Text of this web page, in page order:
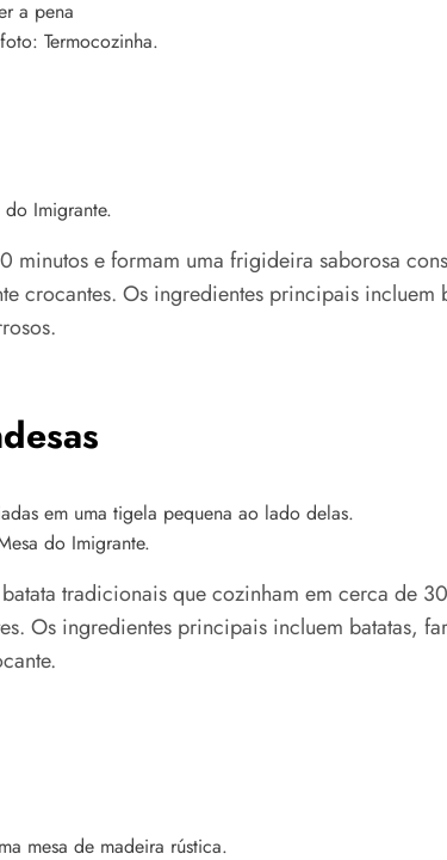
Termocozinha.
Imigrante.
e formam uma frigideira saborosa
crocantes. Os ingredientes principais
do Imigrante.
tradicionais que cozinham em cerca de
Os ingredientes principais incluem batatas,